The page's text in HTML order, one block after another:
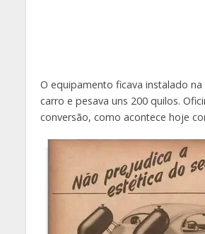
O equipamento ficava instalado
carro e pesava uns 200 quilos.
conversão, como acontece hoje